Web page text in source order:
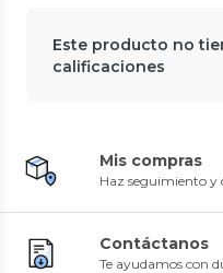
Este producto no
calificaciones
Mis compras
Haz seguimiento y
Contáctanos
Te ayudamos con